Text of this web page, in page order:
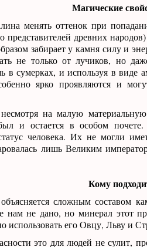
Магические
менять оттенок при
представителей древних
забирает у камня силу и
не только от лучиков, но
в сумерках, и используя в виде
ярко проявляются и
на малую
и остается в особом
человека. Их не могли
лишь Великим
Кому
сложным составом
нам не дано, но минерал этот
использовать его Овцу, Льву и
это для людей не сулит,